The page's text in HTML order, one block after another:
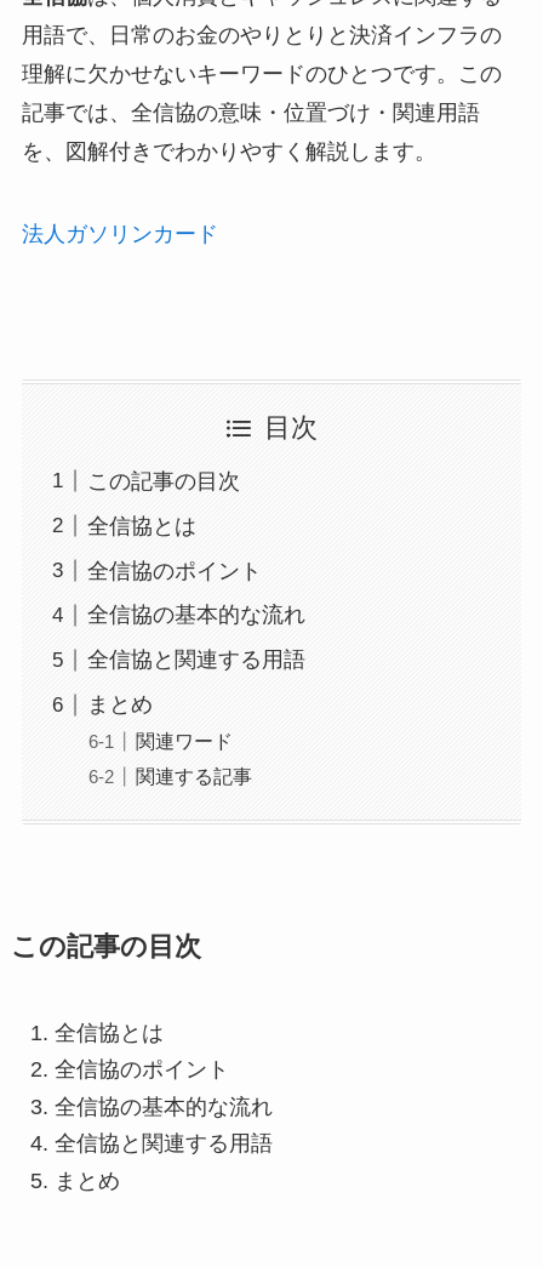
用語で、日常のお金のやりとりと決済インフラの
理解に欠かせないキーワードのひとつです。この
記事では、全信協の意味・位置づけ・関連用語
を、図解付きでわかりやすく解説します。
法人ガソリンカード
目次
この記事の目次
全信協とは
全信協のポイント
全信協の基本的な流れ
全信協と関連する用語
まとめ
関連ワード
関連する記事
この記事の目次
全信協とは
全信協のポイント
全信協の基本的な流れ
全信協と関連する用語
まとめ